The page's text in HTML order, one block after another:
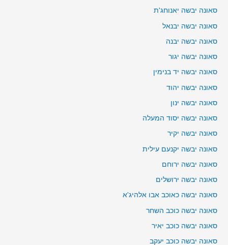
סאונה יבשה יאנוחג'ת
סאונה יבשה יבנאל
סאונה יבשה יבנה
סאונה יבשה יגור
סאונה יבשה יד בנימין
סאונה יבשה יהוד
סאונה יבשה ינון
סאונה יבשה יסוד המעלה
סאונה יבשה יקיר
סאונה יבשה יקנעם עילית
סאונה יבשה ירוחם
סאונה יבשה ירושלים
סאונה יבשה כאוכב אבו אלהיג'א
סאונה יבשה כוכב השחר
סאונה יבשה כוכב יאיר
סאונה יבשה כוכב יעקב